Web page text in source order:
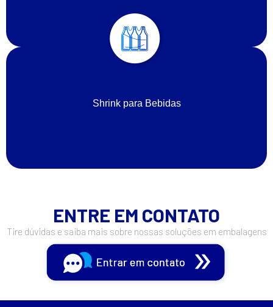
Shrink para Bebidas
Tire dúvidas e saiba mais sobre nossas soluções em embalagens
ENTRE EM CONTATO